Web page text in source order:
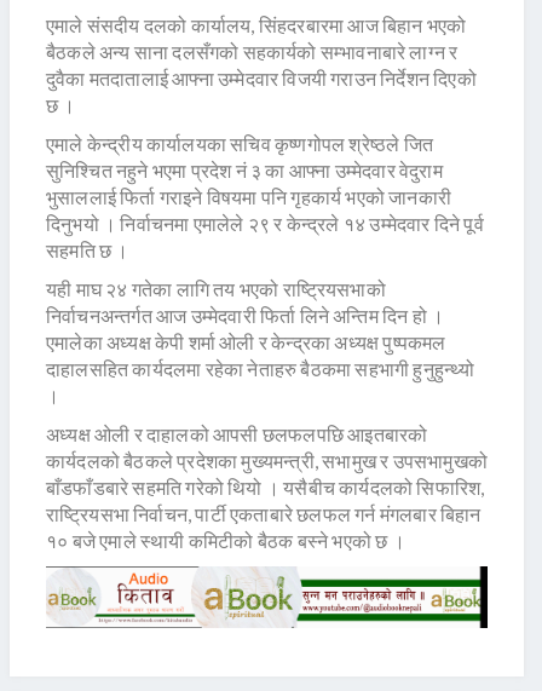
एमाले संसदीय दलको कार्यालय, सिंहदरबारमा आज बिहान भएको
बैठकले अन्य साना दलसँगको सहकार्यको सम्भावनाबारे लाग्न र
दुवैका मतदातालाई आफ्ना उम्मेदवार विजयी गराउन निर्देशन दिएको
छ ।
एमाले केन्द्रीय कार्यालयका सचिव कृष्णगोपल श्रेष्ठले जित
सुनिश्चित नहुने भएमा प्रदेश नं ३ का आफ्ना उम्मेदवार वेदुराम
भुसाललाई फिर्ता गराइने विषयमा पनि गृहकार्य भएको जानकारी
दिनुभयो । निर्वाचनमा एमालेले २९ र केन्द्रले १४ उम्मेदवार दिने पूर्व
सहमति छ ।
यही माघ २४ गतेका लागि तय भएको राष्ट्रियसभाको
निर्वाचनअन्तर्गत आज उम्मेदवारी फिर्ता लिने अन्तिम दिन हो ।
एमालेका अध्यक्ष केपी शर्मा ओली र केन्द्रका अध्यक्ष पुष्पकमल
दाहालसहित कार्यदलमा रहेका नेताहरु बैठकमा सहभागी हुनुहुन्थ्यो
।
अध्यक्ष ओली र दाहालको आपसी छलफलपछि आइतबारको
कार्यदलको बैठकले प्रदेशका मुख्यमन्त्री, सभामुख र उपसभामुखको
बाँडफाँडबारे सहमति गरेको थियो । यसैबीच कार्यदलको सिफारिश,
राष्ट्रियसभा निर्वाचन, पार्टी एकताबारे छलफल गर्न मंगलबार बिहान
१० बजे एमाले स्थायी कमिटीको बैठक बस्ने भएको छ ।